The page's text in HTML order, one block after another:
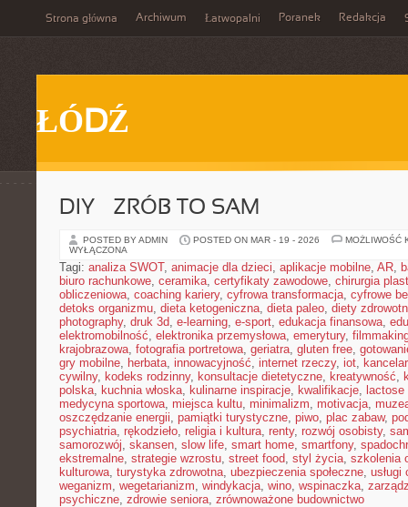
Strona główna Archiwum Łatwopalni Poranek Redakcja
ŁÓDŹ
DIY – ZRÓB TO SAM
POSTED BY ADMIN POSTED ON MAR - 19 - 2026
MOŻLIWOŚĆ
WYŁĄCZONA
Tagi: analiza SWOT, animacje dla dzieci, aplikacje mobilne, AR,
biuro rachunkowe, ceramika, certyfikaty zawodowe, chirurgia
obliczeniowa, coaching kariery, cyfrowa transformacja, cyfrowe
detoks organizmu, dieta ketogeniczna, dieta paleo, diety
photography, druk 3d, e-learning, e-sport, edukacja finansowa,
elektromobilność, elektronika przemysłowa, emerytury,
krajobrazowa, fotografia portretowa, geriatra, gluten free,
gry mobilne, herbata, innowacyjność, internet rzeczy, iot,
cywilny, kodeks rodzinny, konsultacje dietetyczne, kreatywność,
polska, kuchnia włoska, kulinarne inspiracje, kwalifikacje, lactose
medycyna sportowa, miejsca kultu, minimalizm, motivacja,
oszczędzanie energii, pamiątki turystyczne, piwo, plac zabaw,
psychiatria, rękodzieło, religia i kultura, renty, rozwój osobisty,
samorozwój, skansen, slow life, smart home, smartfony,
ekstremalne, strategie wzrostu, street food, styl życia, szkolenia
kulturowa, turystyka zdrowotna, ubezpieczenia społeczne, usługi
weganizm, wegetarianizm, windykacja, wino, wspinaczka,
psychiczne, zdrowie seniora, zrównoważone budownictwo